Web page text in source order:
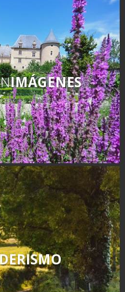
IMÁGENES